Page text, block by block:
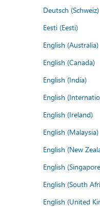
Deutsch (Schweiz)
Eesti (Eesti)
English (Australia)
English (Canada)
English (India)
English
English (Ireland)
English (Malaysia)
English (New
English
English (South
English (United